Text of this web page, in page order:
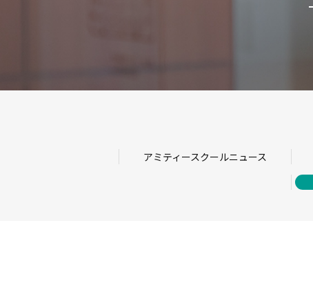
アミティースクールニュース